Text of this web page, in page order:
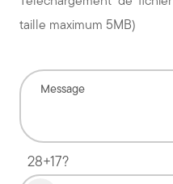
taille maximum 5MB)
28+17?